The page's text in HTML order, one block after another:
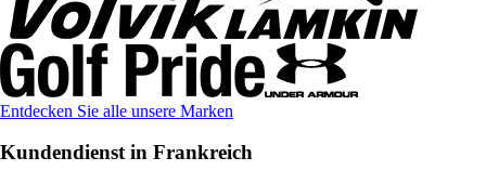
Entdecken Sie alle unsere Marken
Kundendienst in Frankreich